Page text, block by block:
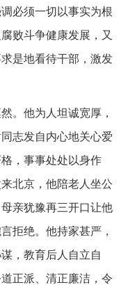
必须一切以事实为根
败斗争健康发展，又
是地看待干部，激发
。他为人坦诚宽厚，
志发自内心地关心爱
，事事处处以身作
北京，他陪老人坐公
亲犹豫再三开口让他
拒绝。他持家甚严，
，教育后人自立自
正派、清正廉洁，令